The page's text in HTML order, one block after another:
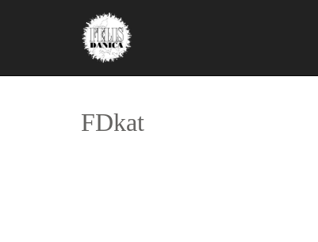
FDkat